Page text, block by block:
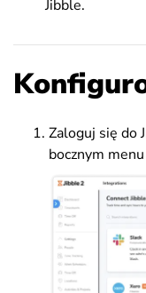
Jibble.
Zaloguj się do
bocznym